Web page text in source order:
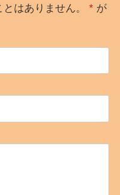
はありません。 *が